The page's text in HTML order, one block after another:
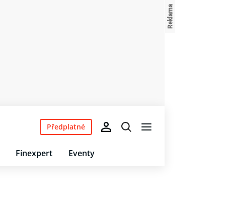
Finexpert Eventy
Předplatné